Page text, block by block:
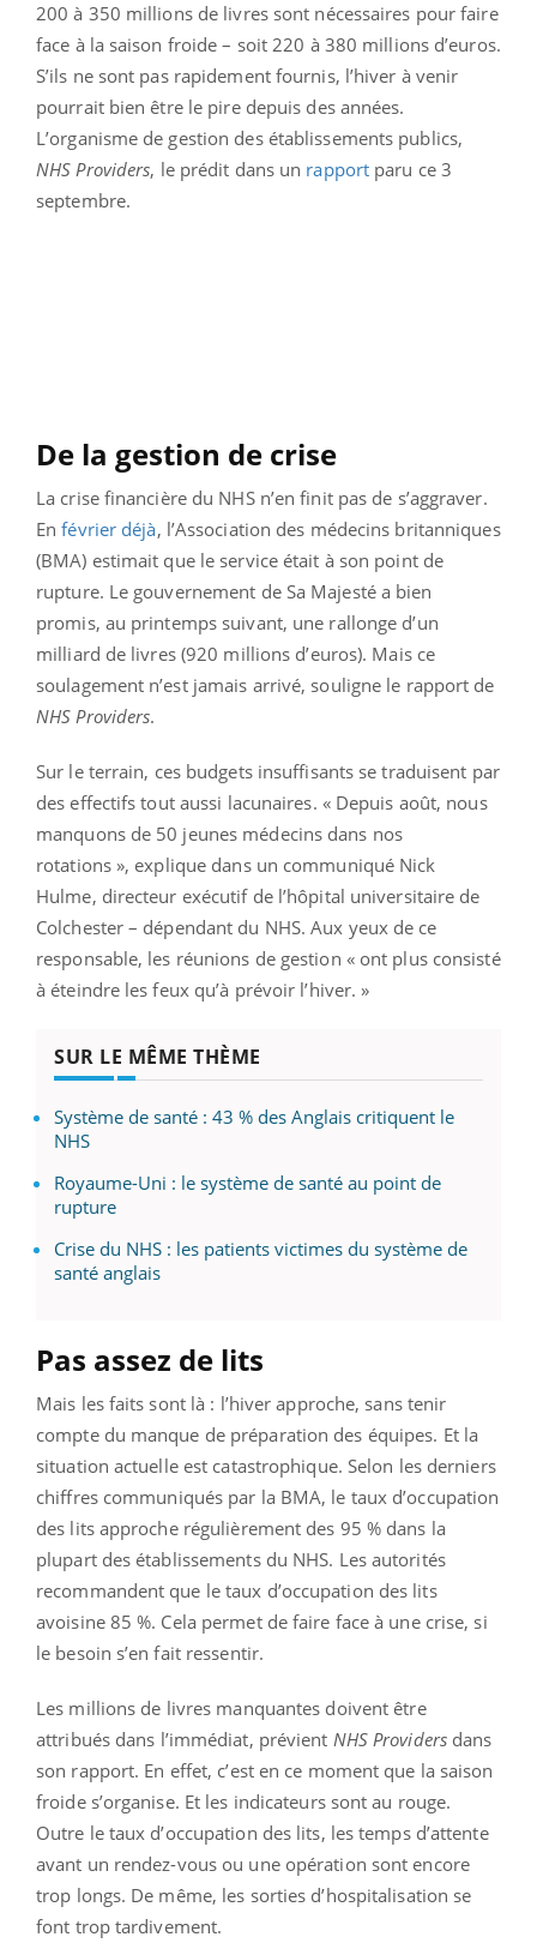
200 à 350 millions de livres sont nécessaires pour faire
face à la saison froide – soit 220 à 380 millions d’euros.
S’ils ne sont pas rapidement fournis, l’hiver à venir
pourrait bien être le pire depuis des années.
L’organisme de gestion des établissements publics,
NHS Providers, le prédit dans un rapport paru ce 3
septembre.
De la gestion de crise
La crise financière du NHS n’en finit pas de s’aggraver.
Enfévrier déjà, l’Association des médecins britanniques
(BMA) estimait que le service était à son point de
rupture. Le gouvernement de Sa Majesté a bien
promis, au printemps suivant, une rallonge d’un
milliard de livres (920 millions d’euros). Mais ce
soulagement n’est jamais arrivé, souligne le rapport de
NHS Providers.
Sur le terrain, ces budgets insuffisants se traduisent par
des effectifs tout aussi lacunaires. « Depuis août, nous
manquons de 50 jeunes médecins dans nos
rotations », explique dans un communiqué Nick
Hulme, directeur exécutif de l’hôpital universitaire de
Colchester – dépendant du NHS. Aux yeux de ce
responsable, les réunions de gestion « ont plus consisté
à éteindre les feux qu’à prévoir l’hiver. »
SUR LE MÊME THÈME
Système de santé : 43 % des Anglais critiquent le
NHS
Royaume-Uni : le système de santé au point de
rupture
Crise du NHS : les patients victimes du système de
santé anglais
Pas assez de lits
Mais les faits sont là : l’hiver approche, sans tenir
compte du manque de préparation des équipes. Et la
situation actuelle est catastrophique. Selon les derniers
chiffres communiqués par la BMA, le taux d’occupation
des lits approche régulièrement des 95 % dans la
plupart des établissements du NHS. Les autorités
recommandent que le taux d’occupation des lits
avoisine 85 %. Cela permet de faire face à une crise, si
le besoin s’en fait ressentir.
Les millions de livres manquantes doivent être
attribués dans l’immédiat, prévient NHS Providersdans
son rapport. En effet, c’est en ce moment que la saison
froide s’organise. Et les indicateurs sont au rouge.
Outre le taux d’occupation des lits, les temps d’attente
avant un rendez-vous ou une opération sont encore
trop longs. De même, les sorties d’hospitalisation se
font trop tardivement.